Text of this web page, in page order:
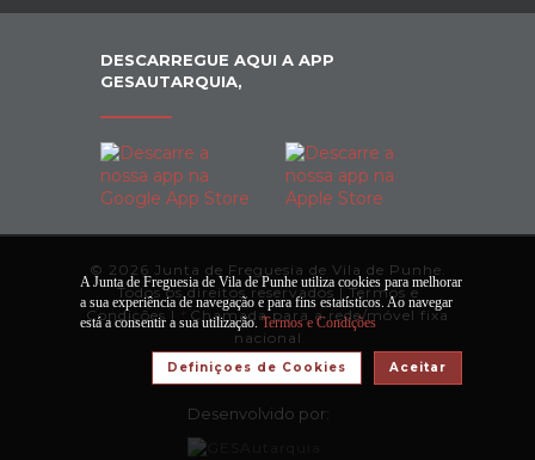
DESCARREGUE AQUI A APP
GESAUTARQUIA,
© 2026 Junta de Freguesia de Vila de Punhe.
Todos os direitos reservados |Termos e
Condições | * Chamada para a rede/móvel fixa
nacional
Desenvolvido por:
A Junta de Freguesia de Vila de Punhe utiliza cookies para melhorar
a sua experiência de navegação e para fins estatísticos. Ao navegar
está a consentir a sua utilização.Termos e Condições
Aceitar
Definiçoes de Cookies